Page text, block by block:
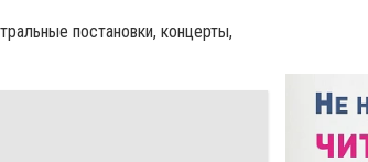
постановки, концерты,